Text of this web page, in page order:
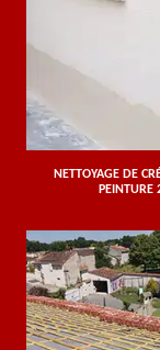
NETTOYAGE DE
PEINTURE